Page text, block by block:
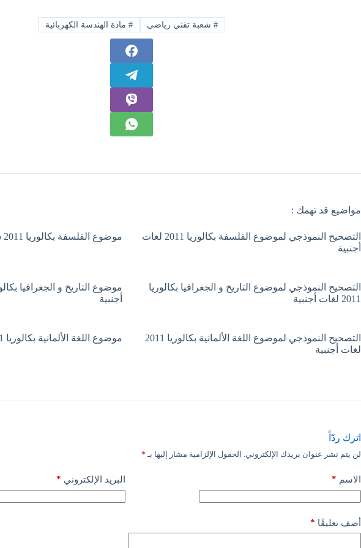
#شعبة تقني رياضي # مادة الهندسة الكهربائية
مواضيع قد تهمك :
التصحيح النموذجي لموضوع الفلسفة بكالوريا 2011 لغات
أجنبية
موضوع الفلسفة بكالوريا 2011 شعبة لغات أجنبية
التصحيح النموذجي لموضوع التاريخ و الجغرافيا بكالوريا
2011 لغات أجنبية
أجنبية
التصحيح النموذجي لموضوع اللغة الألمانية بكالوريا 2011
لغات أجنبية
موضوع اللغة الألمانية بكالوريا 2011 شعبة لغات أجنبية
اترك ردّاً
لن يتم نشر عنوان بريدك الإلكتروني. الحقول الإلزامية مشار إليها بـ *
الاسم * البريد الإلكتروني *
أضف تعليقًا *